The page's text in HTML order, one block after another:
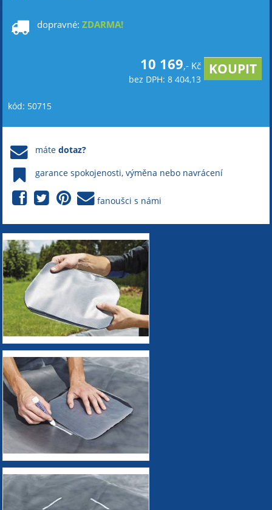
dopravné: ZDARMA!
10 169,- Kč
bez DPH: 8 404,13
kód: 50715
mátedotaz?
garance spokojenosti, výměna nebo navrácení
fanoušci s námi